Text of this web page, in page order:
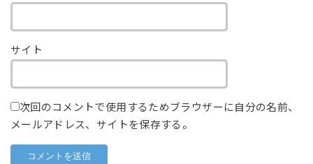
サイト
次回のコメントで使用するためブラウザーに自分の名前、
メールアドレス、サイトを保存する。